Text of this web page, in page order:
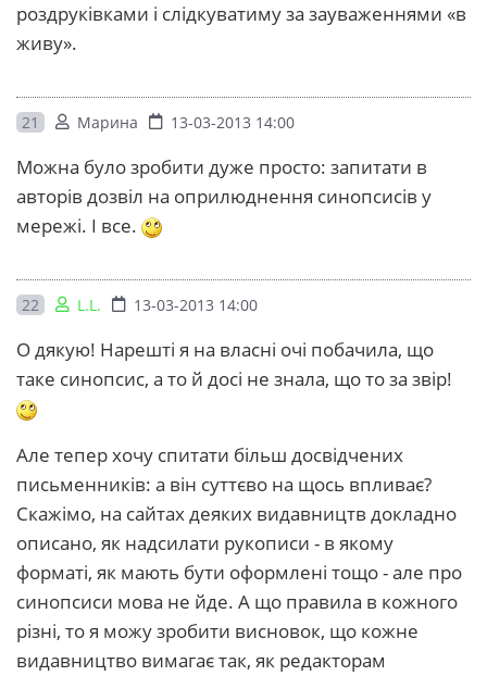
роздруківками і слідкуватиму за зауваженнями «в
живу».
21 Марина 13-03-2013 14:00
Можна було зробити дуже просто: запитати в
авторів дозвіл на оприлюднення синопсисів у
мережі. І все.
22 L.L. 13-03-2013 14:00
О дякую! Нарешті я на власні очі побачила, що
таке синопсис, а то й досі не знала, що то за звір!
Але тепер хочу спитати більш досвідчених
письменників: а він суттєво на щось впливає?
Скажімо, на сайтах деяких видавництв докладно
описано, як надсилати рукописи - в якому
форматі, як мають бути оформлені тощо - але про
синопсиси мова не йде. А що правила в кожного
різні, то я можу зробити висновок, що кожне
видавництво вимагає так, як редакторам